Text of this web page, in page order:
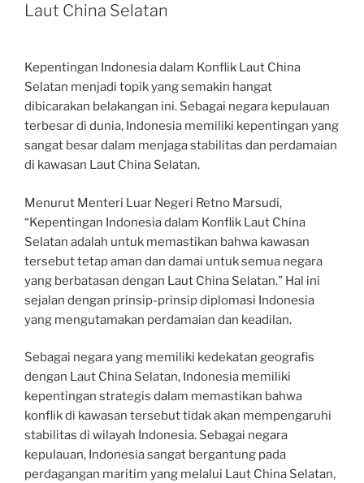
Laut China Selatan
Kepentingan Indonesia dalam Konflik Laut China
Selatan menjadi topik yang semakin hangat
dibicarakan belakangan ini. Sebagai negara kepulauan
terbesar di dunia, Indonesia memiliki kepentingan yang
sangat besar dalam menjaga stabilitas dan perdamaian
di kawasan Laut China Selatan.
Menurut Menteri Luar Negeri Retno Marsudi,
“Kepentingan Indonesia dalam Konflik Laut China
Selatan adalah untuk memastikan bahwa kawasan
tersebut tetap aman dan damai untuk semua negara
yang berbatasan dengan Laut China Selatan.” Hal ini
sejalan dengan prinsip-prinsip diplomasi Indonesia
yang mengutamakan perdamaian dan keadilan.
Sebagai negara yang memiliki kedekatan geografis
dengan Laut China Selatan, Indonesia memiliki
kepentingan strategis dalam memastikan bahwa
konflik di kawasan tersebut tidak akan mempengaruhi
stabilitas di wilayah Indonesia. Sebagai negara
kepulauan, Indonesia sangat bergantung pada
perdagangan maritim yang melalui Laut China Selatan,